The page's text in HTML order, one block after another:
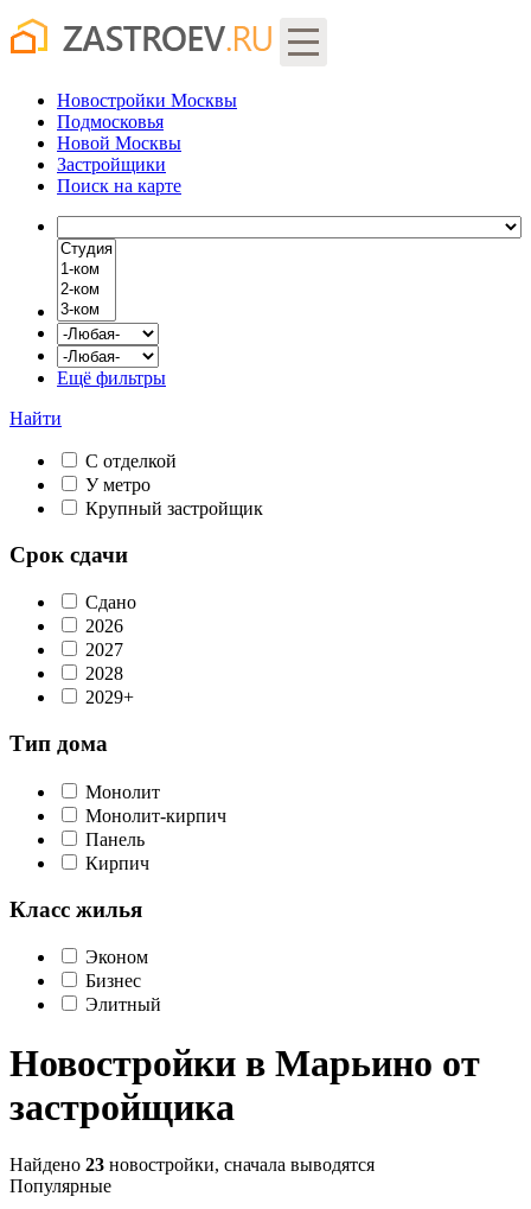
Новостройки Москвы
Подмосковья
Новой Москвы
Застройщики
Поиск на карте
Ещё фильтры
Найти
С отделкой
У метро
Крупный застройщик
Срок сдачи
Сдано
2026
2027
2028
2029+
Тип дома
Монолит
Монолит-кирпич
Панель
Кирпич
Класс жилья
Эконом
Бизнес
Элитный
Новостройки в Марьино от
застройщика
Найдено 23 новостройки, сначала выводятся
Популярные